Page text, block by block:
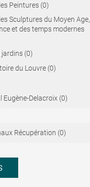
Peintures (0)
Sculptures du Moyen Age,
et des temps modernes
(0)
du Louvre (0)
Eugène-Delacroix (0)
Récupération (0)